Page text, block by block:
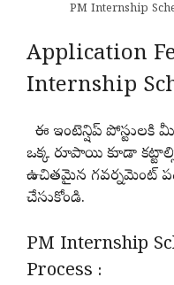
PM Internship
Application
Internship
ఈ ఇంటెన్షిప్ పోస్టులకి
ఒక్క రూపాయి కూడా
ఉచితమైన గవర్నమెంట్
చేసుకోండి.
PM Internship
Process :